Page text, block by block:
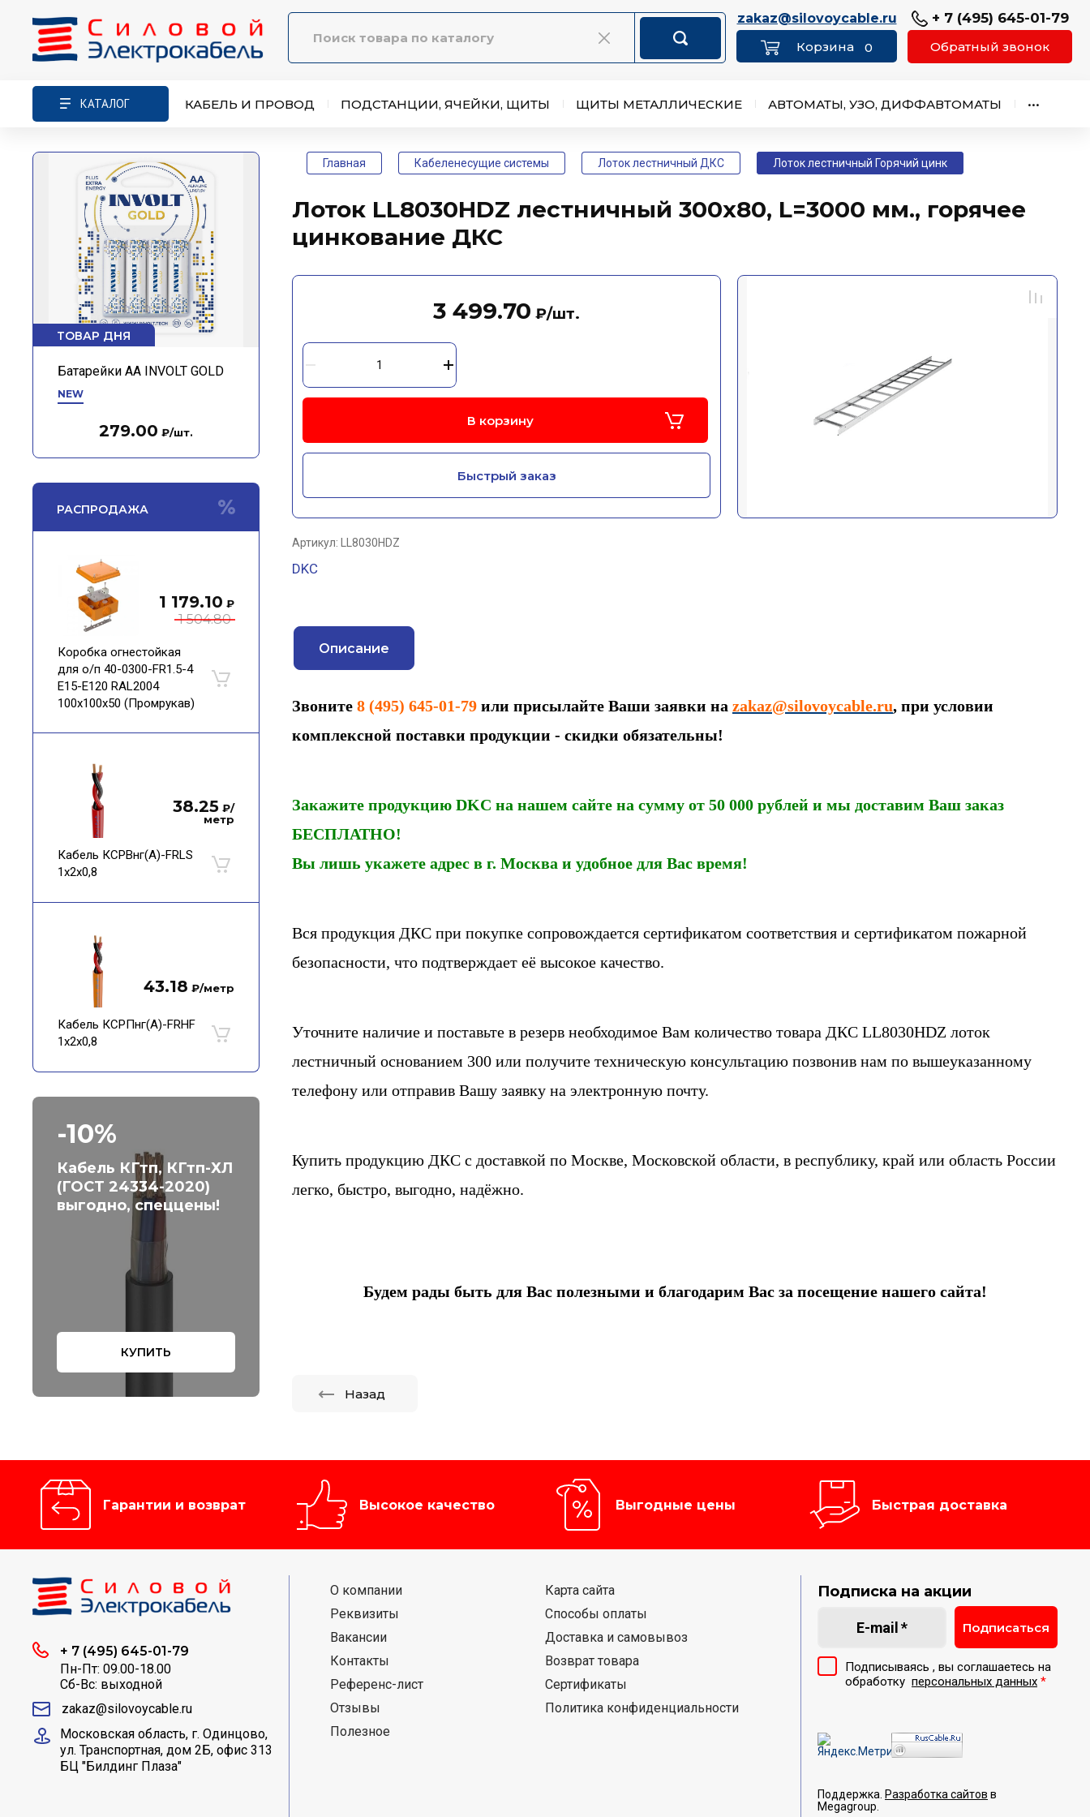
zakaz@silovoycable.ru
0
+ 7 (495) 645-01-79
Обратный звонок
КАТАЛОГ КАБЕЛЬ И ПРОВОД ПОДСТАНЦИИ, ЯЧЕЙКИ, ЩИТЫ ЩИТЫ МЕТАЛЛИЧЕСКИЕ АВТОМАТЫ, УЗО, ДИФФАВТОМАТЫ •••
ТОВАР ДНЯ
Батарейки АА INVOLT GOLD
NEW
279.00 ₽/шт.
РАСПРОДАЖА
1 504.80
1 179.10 ₽
Коробка огнестойкая
для о/п 40-0300-FR1.5-4
Е15-Е120 RAL2004
100х100х50 (Промрукав)
38.25 ₽/
метр
Кабель КСРВнг(А)-FRLS
1х2х0,8
43.18 ₽/метр
Кабель КСРПнг(А)-FRHF
1х2х0,8
-10%
Кабель КГтп, КГтп-ХЛ
(ГОСТ 24334-2020)
выгодно, спеццены!
КУПИТЬ
Главная Кабеленесущие системы Лоток лестничный ДКС Лоток лестничный Горячий цинк
Лоток LL8030HDZ лестничный 300х80, L=3000 мм., горячее
цинкование ДКС
3 499.70 ₽/шт.
В корзину
Быстрый заказ
Артикул: LL8030HDZ
DKC
Описание
Звоните 8 (495) 645-01-79 или присылайте Ваши заявки на zakaz@silovoycable.ru, при условии
комплексной поставки продукции - скидки обязательны!
Закажите продукцию DKC на нашем сайте на сумму от 50 000 рублей и мы доставим Ваш заказ
БЕСПЛАТНО!
Вы лишь укажете адрес в г. Москва и удобное для Вас время!
Вся продукция ДКС при покупке сопровождается сертификатом соответствия и сертификатом пожарной
безопасности, что подтверждает её высокое качество.
Уточните наличие и поставьте в резерв необходимое Вам количество товара ДКС LL8030HDZ лоток
лестничный основанием 300 или получите техническую консультацию позвонив нам по вышеуказанному
телефону или отправив Вашу заявку на электронную почту.
Купить продукцию ДКС с доставкой по Москве, Московской области, в республику, край или область России
легко, быстро, выгодно, надёжно.
Будем рады быть для Вас полезными и благодарим Вас за посещение нашего сайта!
Назад
Гарантии и возврат Высокое качество Выгодные цены Быстрая доставка
+ 7 (495) 645-01-79
Пн-Пт: 09.00-18.00
Сб-Вс: выходной
zakaz@silovoycable.ru
Московская область, г. Одинцово,
ул. Транспортная, дом 2Б, офис 313
БЦ "Билдинг Плаза"
О компании
Реквизиты
Вакансии
Контакты
Референс-лист
Отзывы
Полезное
Карта сайта
Способы оплаты
Доставка и самовывоз
Возврат товара
Сертификаты
Политика конфиденциальности
Подписка на акции
Подписываясь , вы соглашаетесь на
обработку персональных данных *
Подписаться
Поддержка. Разработка сайтов в
Megagroup.